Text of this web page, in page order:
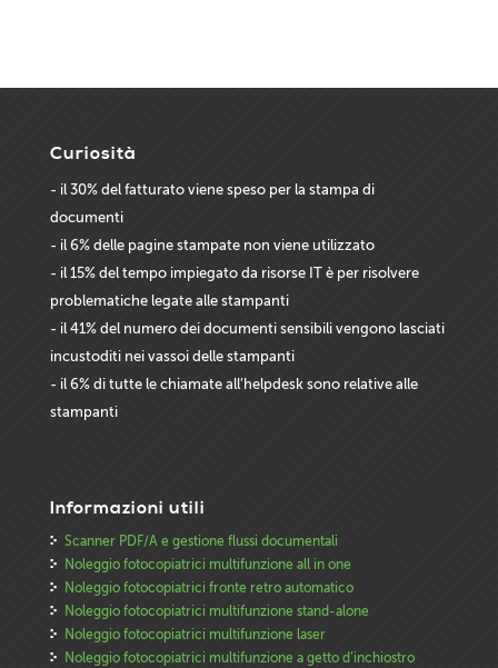
Curiosità
- il 30% del fatturato viene speso per la stampa di
documenti
- il 6% delle pagine stampate non viene utilizzato
- il 15% del tempo impiegato da risorse IT è per risolvere
problematiche legate alle stampanti
- il 41% del numero dei documenti sensibili vengono lasciati
incustoditi nei vassoi delle stampanti
- il 6% di tutte le chiamate all’helpdesk sono relative alle
stampanti
Informazioni utili
Scanner PDF/A e gestione flussi documentali
Noleggio fotocopiatrici multifunzione all in one
Noleggio fotocopiatrici fronte retro automatico
Noleggio fotocopiatrici multifunzione stand-alone
Noleggio fotocopiatrici multifunzione laser
Noleggio fotocopiatrici multifunzione a getto d’inchiostro